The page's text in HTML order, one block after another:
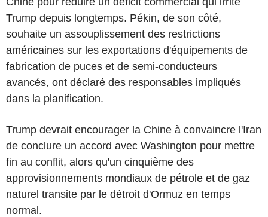
Trump depuis longtemps. Pékin, de son côté,
souhaite un assouplissement des restrictions
américaines sur les exportations d'équipements de
fabrication de puces et de semi-conducteurs
avancés, ont déclaré des responsables impliqués
dans la planification.
Trump devrait encourager la Chine à convaincre l'Iran
de conclure un accord avec Washington pour mettre
fin au conflit, alors qu'un cinquième des
approvisionnements mondiaux de pétrole et de gaz
naturel transite par le détroit d'Ormuz en temps
normal.